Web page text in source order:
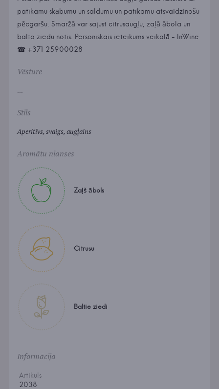
patīkamu skābumu un saldumu un patīkamu atsvaidzinošu
pēcgaršu. Smaržā var sajust citrusaugļu, zaļā ābola un
balto ziedu notis. Personiskais ieteikums veikalā - InWine
☎ +371 25900028
Vēsture
...
Stils
Aperitīvs, svaigs, augļains
Aromātu nianses
Zaļš ābols
Citrusu
Baltie ziedi
Informācija
Artikuls
2038